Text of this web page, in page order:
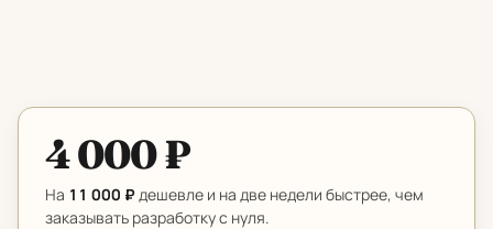
4 000 ₽
На 11 000 ₽дешевле и на две недели быстрее, чем
заказывать разработку с нуля.